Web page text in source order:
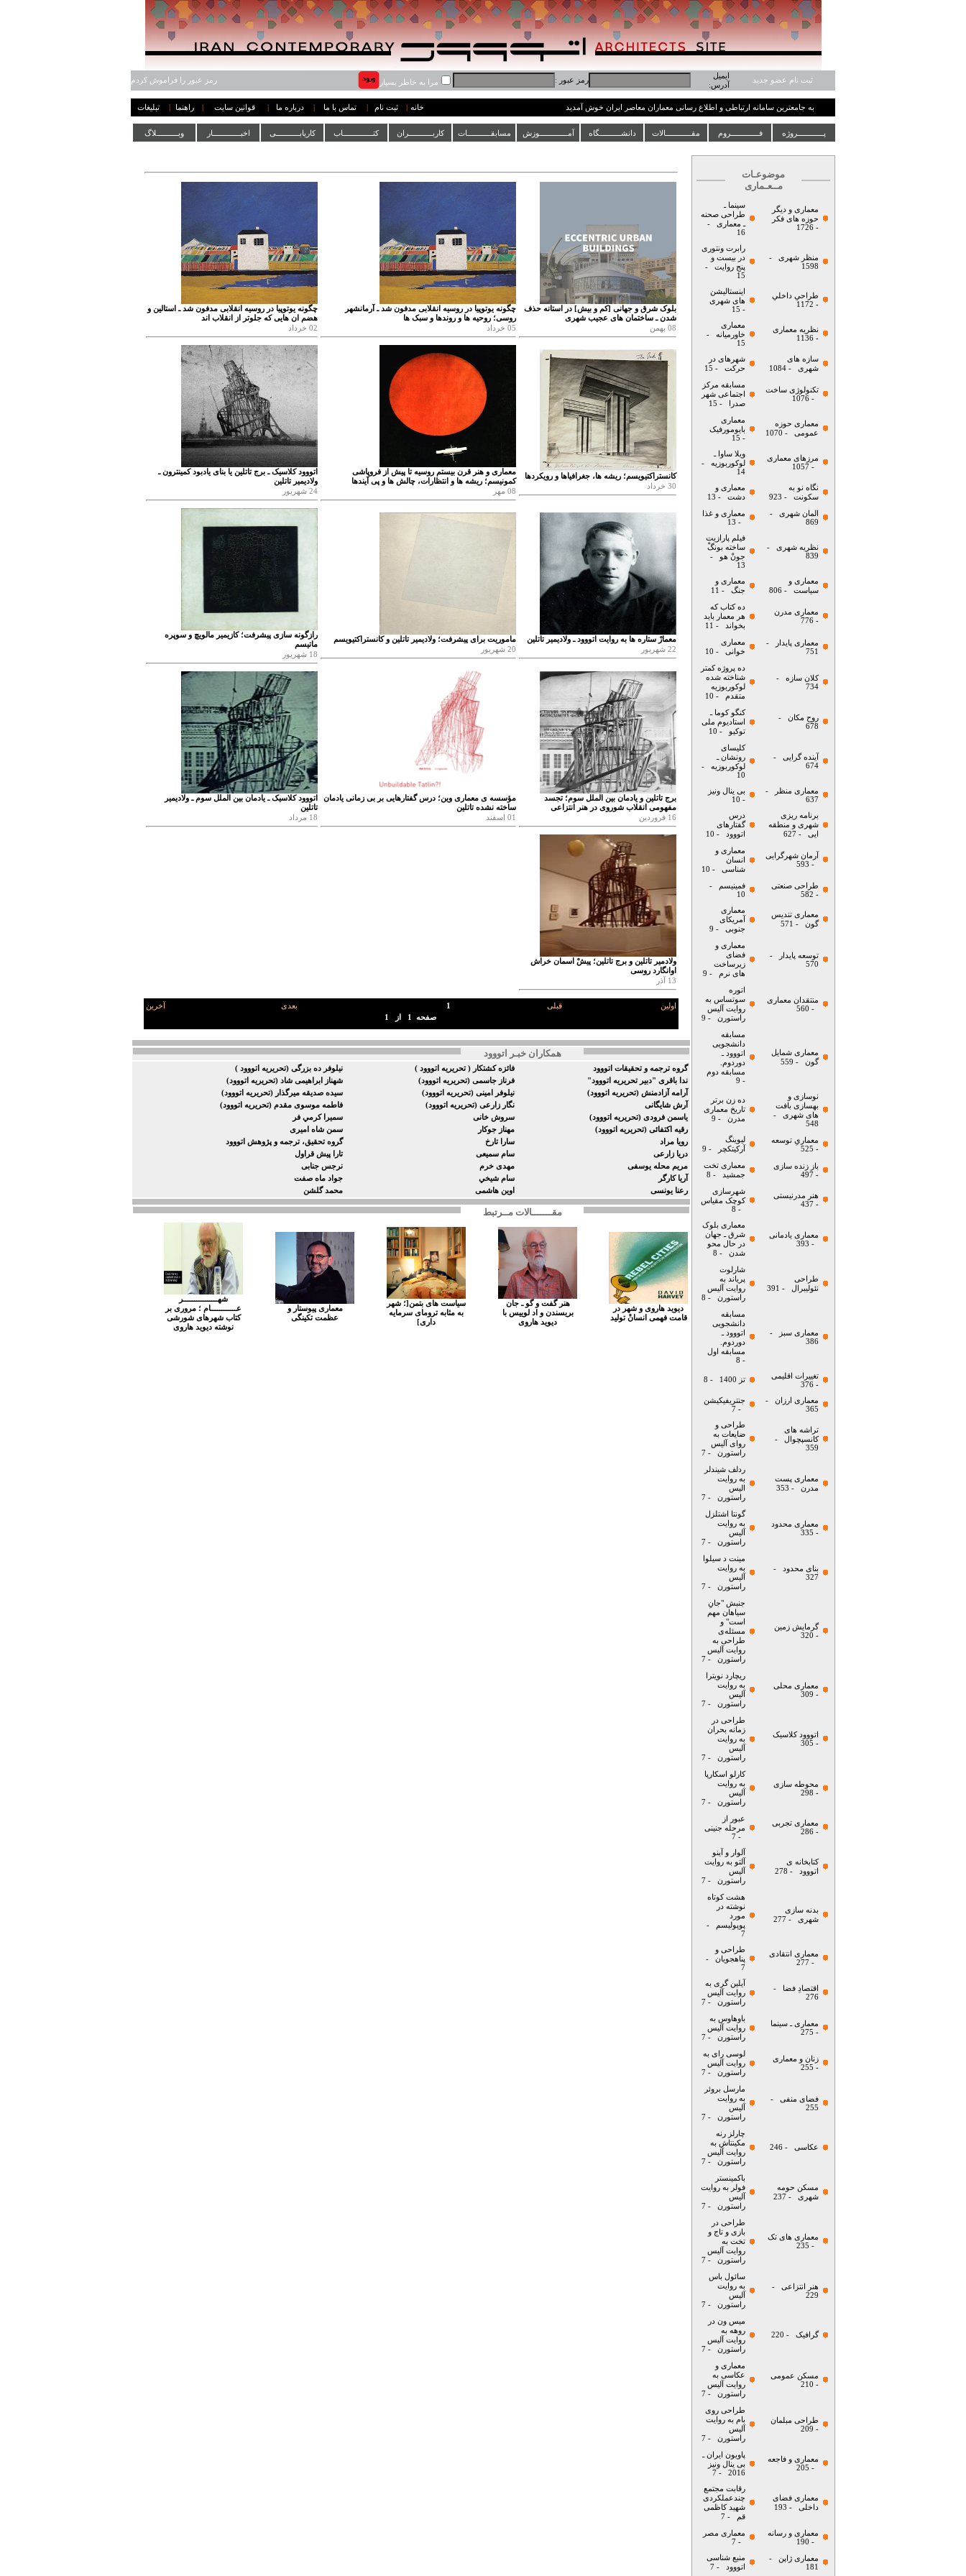
ثبت نام عضو جدید
ایمیل
آدرس:
رمز عبور : مرا به خاطر بسپار رمز عبور را فراموش کردم
به جامعترین سامانه ارتباطی و اطلاع رسانی معماران معاصر ایران خوش آمدید خانه ثبت نام تماس با ما درباره ما قوانین سایت راهنما تبلیغات
پــــــــــــروژه فـــــــــــــروم مقــــــــــــالات دانشــــــــــگاه آمـــــــــــــوزش مسابقـــــــــــات کاربـــــــــــران کتــــــــــــــاب کاریابـــــــــــی اخبـــــــــــــار وبــــــــــلاگ
موضوعـات
مــعـماری
معماری و دیگر
حوزه های فکر
- 1726
سینما ـ
طراحی صحنه
ـ معماری
-
16
منظر شهری -
1598
رابرت ونتوری
در بیست و
پنج روایت
-
15
طراحي داخلي
- 1172
اینستالیشن
های شهری
- 15
نظریه معماری
- 1136
معماری
خاورمیانه
-
15
سازه های
شهری - 1084
شهرهای در
حرکت - 15
تکنولوژی ساخت
- 1076
مسابقه مرکز
اجتماعی شهر
صدرا
- 15
معماری حوزه
عمومی - 1070
معماری
بایومورفیک
- 15
مرزهای معماری
- 1057
ویلا ساوا ـ
لوکوربوزیه -
14
نگاه نو به
سكونت - 923
معماری و
دشت
- 13
المان شهری -
869
معماری و غذا
- 13
نظریه شهری -
839
فیلم پارازیت
ساخته بونگْ
جونْ هو -
13
معماری و
سیاست
- 806
معماری و
جنگ
- 11
معماری مدرن
- 776
ده کتاب که
هر معمار باید
بخواند
- 11
معماری پایدار
-
751
معماری
خوانی - 10
کلان سازه -
734
ده پروژه کمتر
شناخته شده
لوکوربوزیه
متقدم
- 10
روح مکان -
678
کنگو کوما ـ
استادیوم ملی
توکیو - 10
آینده گرایی -
674
کلیسای
رونشان ـ
لوکوربوزیه -
10
معماری منظر
-
637
بی ینال ونیز
- 10
برنامه ریزی
شهری و منطقه
ایی - 627
درس
گفتارهای
اتووود
- 10
آرمان شهرگرایی
- 593
معماری و
انسان
شناسی
- 10
طراحی صنعتی
- 582
فمینیسم
-
10
معماری تندیس
گون - 571
معماری
آمریکای
جنوبی
- 9
توسعه پایدار
-
570
معماری و
فضای
زیرساخت
های نرم - 9
منتقدان معماری
- 560
اتوره
سوتساس به
روایت آلیس
راستورن
- 9
معماری شمایل
گون - 559
مسابقه
دانشجویی
اتووود ـ
دوردوم.
مسابقه دوم
- 9
نوسازی و
بهسازی بافت
های شهری -
548
ده زن برتر
تاریخ معماری
مدرن
- 9
معماریِ توسعه
- 525
لیوینگ
آرکیتکچر
- 9
باز زنده سازی
- 497
معماری تخت
جمشید
- 8
هنر مدرنیستی
- 437
شهرسازی
کوچک مقیاس
- 8
معماری یادمانی
- 393
معماری بلوک
شرق ـ جهان
در حال محو
شدن - 8
طراحی
نئولیبرال
- 391
شارلوت
پریاند به
روایت آلیس
راستورن
- 8
معماری سبز
-
386
مسابقه
دانشجویی
اتووود ـ
دوردوم.
مسابقه اول
- 8
تغییرات اقلیمی
- 376
تز 1400 - 8
معماری ارزان -
365
جنتریفیکیشن
- 7
تراشه های
کانسپچوال
-
359
طراحی و
ضایعات به
روای آلیس
راستورن - 7
معماری پست
مدرن
- 353
ردلف شیندلر
به روایت
الیس
راستورن
- 7
معماری محدود
- 335
گونتا اشتلزل
به روایت
آلیس
راستورن
- 7
بنای محدود
-
327
مینت د سیلوا
به روایت
آلیس
راستورن - 7
گرمایش زمین
- 320
جنبش "جانِ
سیاهان مهم
است" و
مسئله‌ی
طراحی به
روایت آلیس
راستورن - 7
معماری محلی
- 309
ریچارد نویترا
به روایت
آلیس
راستورن
- 7
اتووود کلاسیک
- 305
طراحی در
زمانه بحران
به روایت
آلیس
راستورن - 7
محوطه سازی
- 298
کارلو اسکارپا
به روایت
آلیس
راستورن
- 7
معماری تجربی
- 286
عبور از
مرحله جنینی
- 7
کتابخانه ی
اتووود
- 278
آلوار و آینو
آلتو به روایت
آلیس
راستورن
- 7
بدنه سازی
شهری - 277
هشت کوتاه
نوشته در
مورد
پوپولیسم
-
7
معماری انتقادی
- 277
طراحی و
پناهجویان
-
7
اقتصادِ فضا
-
276
آیلین گری به
روایت آلیس
راستورن
- 7
معماری ـ سینما
- 275
باوهاوس به
روایت آلیس
راستورن - 7
زنان و معماری
- 255
لوسی رای به
روایت آلیس
راستورن
- 7
فضای منفی
-
255
مارسل بروئر
به روایت
آلیس
راستورن
- 7
عکاسی - 246
چارلز رنه
مکینتاش به
روایت آلیس
راستورن
- 7
مسکن حومه
شهری - 237
باکمینستر
فولر به روایت
آلیس
راستورن
- 7
معماری های تک
- 235
طراحی در
بازی و تاج و
تخت به
روایت آلیس
راستورن - 7
هنر انتزاعی
-
229
سائول باس
به روایت
آلیس
راستورن
- 7
گرافیک - 220
میس ون در
روهه به
روایت آلیس
راستورن
- 7
مسکن عمومی
- 210
معماری و
عکاسی به
روایت آلیس
راستورن - 7
طراحی مبلمان
- 209
طراحی روی
بام به روایت
آلیس
راستورن - 7
معماری و فاجعه
- 205
پاویون ایران ـ
بی ینال ونیز
2016
- 7
معماری فضای
داخلی
- 193
رقابت مجتمع
چندعملکردی
شهید کاظمی
قم
- 7
معماری و رسانه
- 190
معماری مصر
- 7
معماری ژاپن
-
181
منبع شناسی
اتووود
- 7
بلوک شرق و جهانی [کم و بیش] در استانه حذف
شدن ـ ساختمان های عجیب شهری
08 بهمن
چگونه یوتوپیا در روسیه انقلابی مدفون شد ـ آرمانشهر
روسی؛ روحیه ها و روندها و سبک ها
05 خرداد
چگونه یوتوپیا در روسیه انقلابی مدفون شد ـ استالین و
هضم ان هایی که جلوتر از انقلاب اند
02 خرداد
کانستراکتیویسم؛ ریشه ها، جغرافیاها و رویکردها
30 خرداد
معماری و هنر قرن بیستم روسیه تا پیش از فروپاشی
کمونیسم؛ ریشه ها و انتظارات، چالش ها و پی آیندها
08 مهر
اتووود کلاسیک ـ برج تاتلین یا بنای یادبود کمینترون ـ
ولادیمیر تاتلین
24 شهریور
معمارْ ستاره ها به روایت اتووود ـ ولادیمیر تاتلین
22 شهریور
ماموریت برای پیشرفت؛ ولادیمیر تاتلین و کانستراکتیویسم
20 شهریور
رازگونه سازی پیشرفت؛ کازیمیر مالویچ و سوپره
ماتیسم
18 شهریور
برج تاتلین و یادمان بین الملل سوم؛ تجسد
مفهومی انقلاب شوروی در هنر انتزاعی
16 فروردین
مؤسسه ی معماری وین؛ درس گفتارهایی بر بی زمانی یادمان
ساخته نشده تاتلین
01 اسفند
اتووود کلاسیک ـ یادمان بین الملل سوم ـ ولادیمیر
تاتلین
18 مرداد
ولادمیر تاتلین و برج تاتلین؛ پیشْ اسمان خراش
اوانگارد روسی
13 آذر
اولین قبلی 1 بعدی
آخرین
صفحه
1 از 1
همکاران خبـر اتووود
گروه ترجمه و تحقيقات اتووود فائزه كشتكار ( تحريريه اتووود )
نيلوفر ده بزرگی (تحریریه اتووود )
ندا باقری "دبیر تحریریه اتووود"
فرناز جاسمی (تحریریه اتووود)
شهناز ابراهیمی شاد (تحریریه اتووود)
آرامه آزادمنش (تحریریه اتووود)
نیلوفر امینی (تحریریه اتووود)
سیده صدیقه میرگذار (تحریریه اتووود)
آرش شایگانی
نگار زارعى (تحریریه اتووود)
فاطمه موسوی مقدم (تحریریه اتووود)
یاسمن فرودی (تحریریه اتووود)
سروش خانی
سميرا كرمي فر
رقیه اکتفائی (تحریریه اتووود)
مهناز جوکار
سمن شاه امیری
رویا مراد
سارا تارخ
گروه تحقیق، ترجمه و پژوهش اتووود
دریا زارعی
سام سمیعی
تارا پیش قراول
مریم محله یوسفی
مهدی خرم
نرجس جنابی
آریا کارگر
سام شيخي
جواد ماه صفت
رعنا یونسی
اوین هاشمی محمد گلشن
مقـــــــالات مــرتبط
دیوید هاروی و شهر در
قامت فهمی انسانْ تولید
هنر گفت و گو ـ جان
بریسندن و اد لوییس با
دیوید هاروی
سیاست های بتمن[؛ شهر
به مثابه ترومای سرمایه
داری]
معماری پیوستار و
عظمت تکینگی
شهــــــــــــــــر
عــــــــــــام ؛ مروری بر
کتاب شهرهای شورشی
نوشته دیوید هاروی